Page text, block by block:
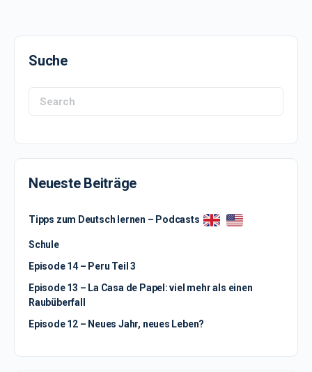
Suche
Search
for:
Neueste Beiträge
Tipps zum Deutsch lernen – Podcasts
Schule
Episode 14 – Peru Teil 3
Episode 13 – La Casa de Papel: viel mehr als einen
Raubüberfall
Episode 12 – Neues Jahr, neues Leben?